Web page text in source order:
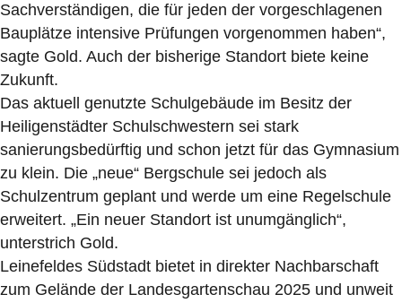
Sachverständigen, die für jeden der vorgeschlagenen
Bauplätze intensive Prüfungen vorgenommen haben“,
sagte Gold. Auch der bisherige Standort biete keine
Zukunft.
Das aktuell genutzte Schulgebäude im Besitz der
Heiligenstädter Schulschwestern sei stark
sanierungsbedürftig und schon jetzt für das Gymnasium
zu klein. Die „neue“ Bergschule sei jedoch als
Schulzentrum geplant und werde um eine Regelschule
erweitert. „Ein neuer Standort ist unumgänglich“,
unterstrich Gold.
Leinefeldes Südstadt bietet in direkter Nachbarschaft
zum Gelände der Landesgartenschau 2025 und unweit